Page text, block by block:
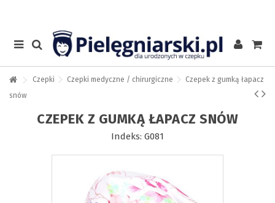
Czepki Czepki medyczne / chirurgiczne
Czepek z gumką łapacz
snów
CZEPEK Z GUMKĄ ŁAPACZ SNÓW
Indeks: G081